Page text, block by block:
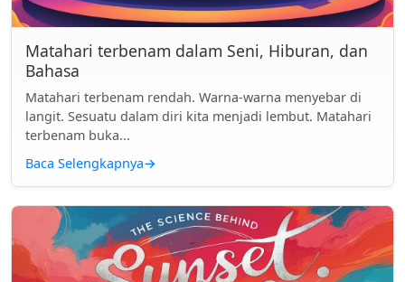
Matahari terbenam dalam Seni, Hiburan, dan
Bahasa
Matahari terbenam rendah. Warna-warna menyebar di
langit. Sesuatu dalam diri kita menjadi lembut. Matahari
terbenam buka...
Baca Selengkapnya→